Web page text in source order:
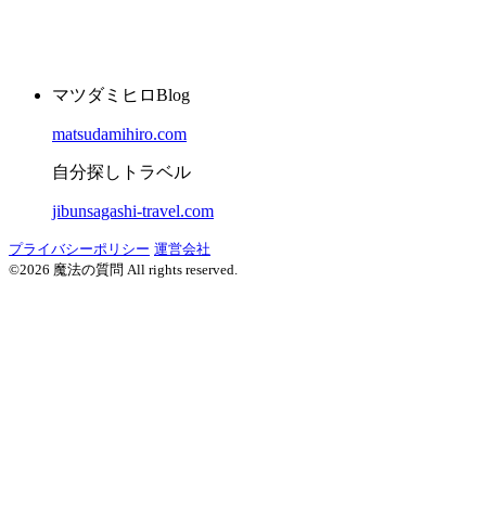
マツダミヒロBlog
matsudamihiro.com
自分探しトラベル
jibunsagashi-travel.com
プライバシーポリシー 運営会社
©2026 魔法の質問 All rights reserved.